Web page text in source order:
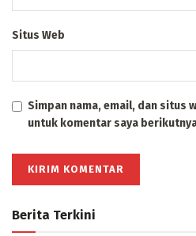
Situs Web
Simpan nama, email, dan situs
untuk komentar saya
Berita Terkini